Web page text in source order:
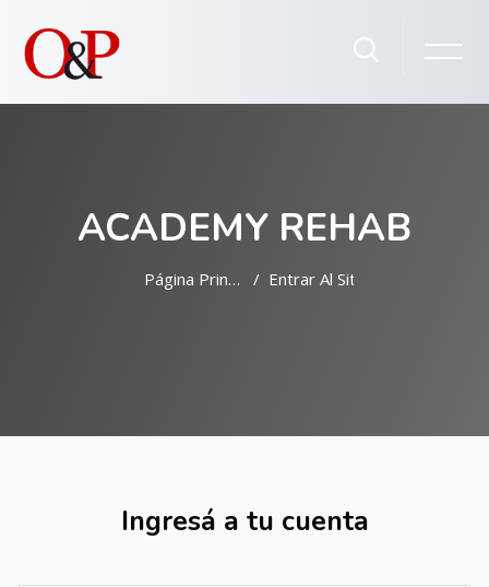
ACADEMY REHAB
Página Principal Entrar Al Sitio
Ingresá a tu cuenta